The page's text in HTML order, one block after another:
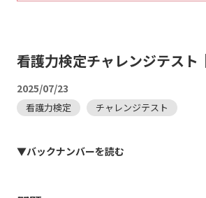
看護力検定チャレンジテスト
2025/07/23
看護力検定 チャレンジテスト
▼バックナンバーを読む